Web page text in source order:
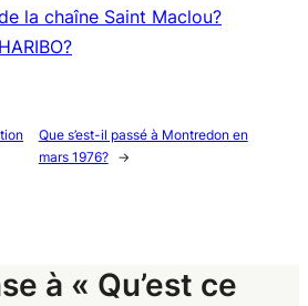
la chaîne Saint Maclou?
Que s’est-il passé à Montredon en
mars 1976?
→
à « Qu’est ce